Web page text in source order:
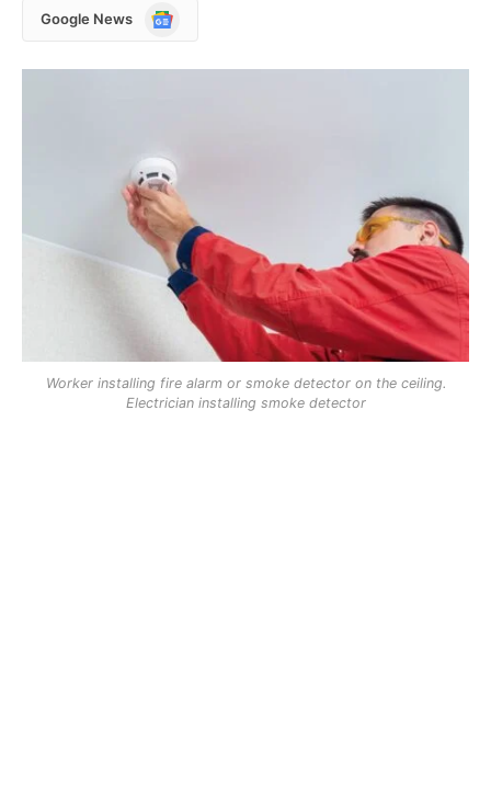
Google News
Google
Worker installing fire alarm or smoke detector on the ceiling.
Electrician installing smoke detector